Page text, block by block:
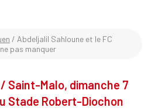
/ Abdeljalil Sahloune et le FC
pas manquer
/ Saint-Malo, dimanche 7
Stade Robert-Diochon